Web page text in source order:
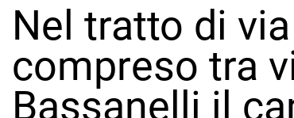
Nel tratto di
compreso tra
Bassanelli il